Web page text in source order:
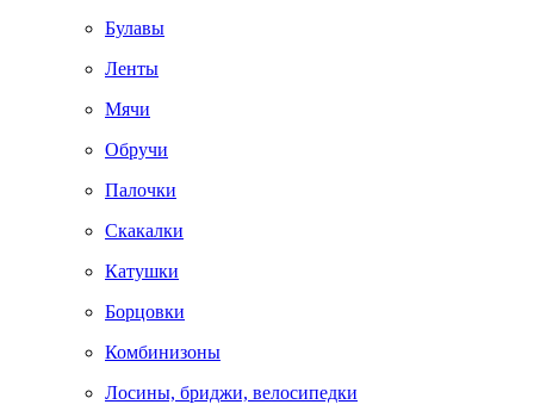
Булавы
Ленты
Мячи
Обручи
Палочки
Скакалки
Катушки
Борцовки
Комбинизоны
Лосины, бриджи, велосипедки